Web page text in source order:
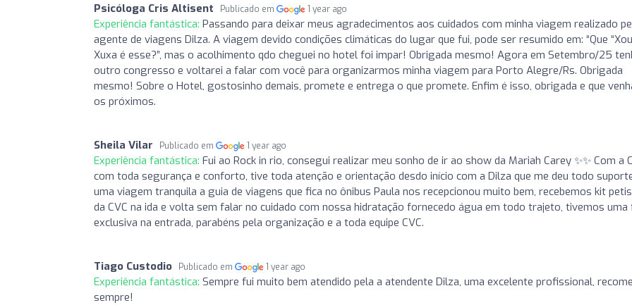
Psicóloga Cris Altisent Publicado em 1 year ago
Experiência fantástica: Passando para deixar meus agradecimentos aos cuidados com minha viagem realizado
agente de viagens Dilza. A viagem devido condições climáticas do lugar que fui, pode ser resumido em: “Que
Xuxa é esse?”, mas o acolhimento qdo cheguei no hotel foi impar! Obrigada mesmo! Agora em Setembro/25
outro congresso e voltarei a falar com você para organizarmos minha viagem para Porto Alegre/Rs. Obrigada
mesmo! Sobre o Hotel, gostosinho demais, promete e entrega o que promete. Enfim é isso, obrigada e que
os próximos.
Sheila Vilar Publicado em 1 year ago
Experiência fantástica: Fui ao Rock in rio, consegui realizar meu sonho de ir ao show da Mariah Carey ✨️✨️ Com a
com toda segurança e conforto, tive toda atenção e orientação desdo início com a Dilza que me deu todo
uma viagem tranquila a guia de viagens que fica no ônibus Paula nos recepcionou muito bem, recebemos kit
da CVC na ida e volta sem falar no cuidado com nossa hidratação fornecedo água em todo trajeto, tivemos uma
exclusiva na entrada, parabéns pela organização e a toda equipe CVC.
Tiago Custodio Publicado em 1 year ago
Experiência fantástica: Sempre fui muito bem atendido pela a atendente Dilza, uma excelente profissional,
sempre!